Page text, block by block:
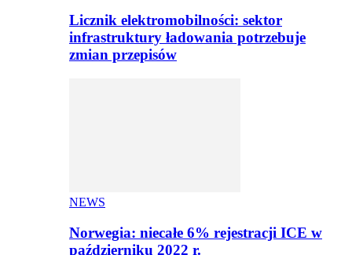
Licznik elektromobilności: sektor
infrastruktury ładowania potrzebuje
zmian przepisów
NEWS
Norwegia: niecałe 6% rejestracji ICE w
październiku 2022 r.